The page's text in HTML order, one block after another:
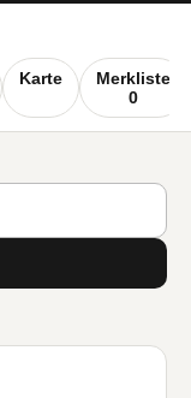
Karte
Merkliste
0